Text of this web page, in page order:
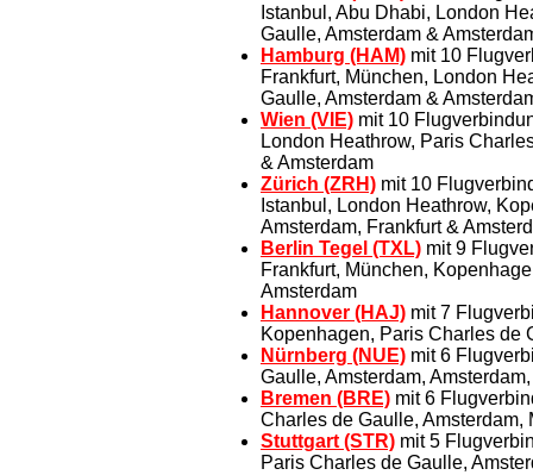
Istanbul, Abu Dhabi, London
Gaulle, Amsterdam &
Hamburg (HAM) mit 10
Frankfurt, München, London
Gaulle, Amsterdam &
Wien (VIE) mit 10
London Heathrow, Paris
& Amsterdam
Zürich (ZRH) mit 10
Istanbul, London Heathrow,
Amsterdam, Frankfurt &
Berlin Tegel (TXL) mit 9
Frankfurt, München,
Amsterdam
Hannover (HAJ) mit 7
Kopenhagen, Paris Charles de
Nürnberg (NUE) mit 6
Gaulle, Amsterdam,
Bremen (BRE) mit 6
Charles de Gaulle, Amsterdam,
Stuttgart (STR) mit 5
Paris Charles de Gaulle,